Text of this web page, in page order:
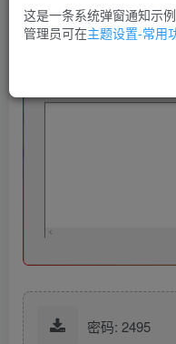
密码: 2495
这是一条系统弹窗通知示例
管理员可在主题设置-常用